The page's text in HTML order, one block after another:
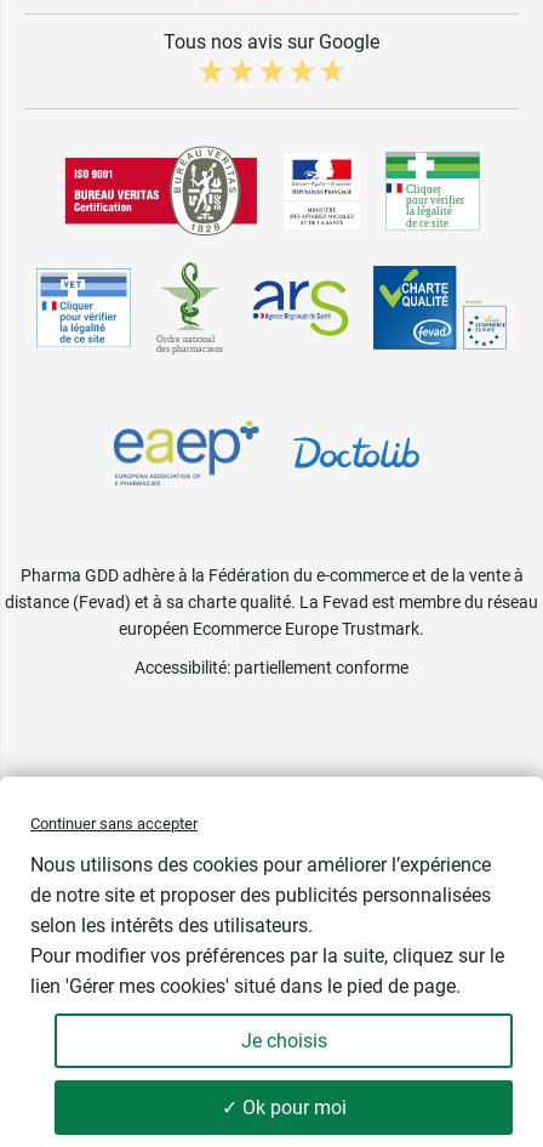
- +
10,49 €
Ajouter
Tous nos avis sur Google
Pharma GDD adhère à la Fédération du e-commerce et de la vente à
distance (Fevad) et à sa charte qualité. La Fevad est membre du réseau
européen Ecommerce Europe Trustmark.
Accessibilité: partiellement conforme
Continuer sans accepter
Nous utilisons des cookies pour améliorer l’expérience
de notre site et proposer des publicités personnalisées
selon les intérêts des utilisateurs.
Pour modifier vos préférences par la suite, cliquez sur le
lien 'Gérer mes cookies' situé dans le pied de page.
Je choisis
✓ Ok pour moi